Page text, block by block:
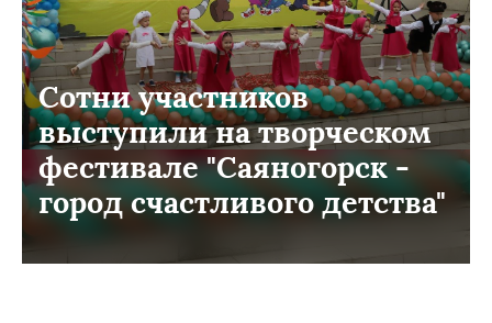
Сотни участников
выступили на творческом
фестивале "Саяногорск -
город счастливого детства"